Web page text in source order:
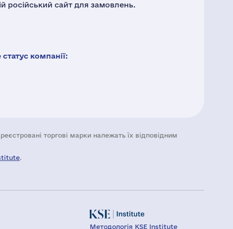
російський сайт для замовлень.
компанії:
торгові марки належать їх відповідним
.
Методологія KSE Institute